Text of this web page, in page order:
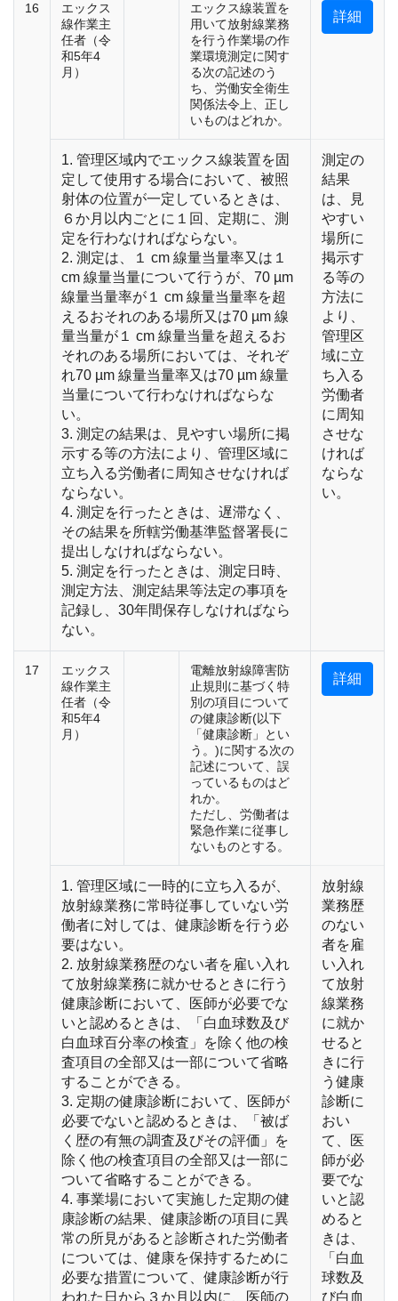
16
エックス
線作業主
任者（令
和5年4
月）
エックス線装置を
用いて放射線業務
を行う作業場の作
業環境測定に関す
る次の記述のう
ち、労働安全衛生
関係法令上、正し
いものはどれか。
詳細
1. 管理区域内でエックス線装置を固
定して使用する場合において、被照
射体の位置が一定しているときは、
６か月以内ごとに１回、定期に、測
定を行わなければならない。
2. 測定は、１ cm 線量当量率又は１
cm 線量当量について行うが、70 µm
線量当量率が１ cm 線量当量率を超
えるおそれのある場所又は70 µm 線
量当量が１ cm 線量当量を超えるお
それのある場所においては、それぞ
れ70 µm 線量当量率又は70 µm 線量
当量について行わなければならな
い。
3. 測定の結果は、見やすい場所に掲
示する等の方法により、管理区域に
立ち入る労働者に周知させなければ
ならない。
4. 測定を行ったときは、遅滞なく、
その結果を所轄労働基準監督署長に
提出しなければならない。
5. 測定を行ったときは、測定日時、
測定方法、測定結果等法定の事項を
記録し、30年間保存しなければなら
ない。
測定の
結果
は、見
やすい
場所に
掲示す
る等の
方法に
より、
管理区
域に立
ち入る
労働者
に周知
させな
ければ
ならな
い。
17
エックス
線作業主
任者（令
和5年4
月）
電離放射線障害防
止規則に基づく特
別の項目について
の健康診断(以下
「健康診断」とい
う。)に関する次の
記述について、誤
っているものはど
れか。
ただし、労働者は
緊急作業に従事し
ないものとする。
詳細
1. 管理区域に一時的に立ち入るが、
放射線業務に常時従事していない労
働者に対しては、健康診断を行う必
要はない。
2. 放射線業務歴のない者を雇い入れ
て放射線業務に就かせるときに行う
健康診断において、医師が必要でな
いと認めるときは、「白血球数及び
白血球百分率の検査」を除く他の検
査項目の全部又は一部について省略
することができる。
3. 定期の健康診断において、医師が
必要でないと認めるときは、「被ば
く歴の有無の調査及びその評価」を
除く他の検査項目の全部又は一部に
ついて省略することができる。
4. 事業場において実施した定期の健
康診断の結果、健康診断の項目に異
常の所見があると診断された労働者
については、健康を保持するために
必要な措置について、健康診断が行
われた日から３か月以内に、医師の
放射線
業務歴
のない
者を雇
い入れ
て放射
線業務
に就か
せると
きに行
う健康
診断に
おい
て、医
師が必
要でな
いと認
めると
きは、
「白血
球数及
び白血